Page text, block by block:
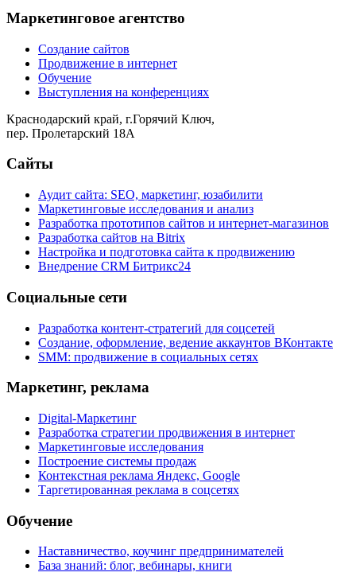
Маркетинговое агентство
Создание сайтов
Продвижение в интернет
Обучение
Выступления на конференциях
Краснодарский край, г.Горячий Ключ,
пер. Пролетарский 18А
Сайты
Аудит сайта: SEO, маркетинг, юзабилити
Маркетинговые исследования и анализ
Разработка прототипов сайтов и интернет-магазинов
Разработка сайтов на Bitrix
Настройка и подготовка сайта к продвижению
Внедрение CRM Битрикс24
Социальные сети
Разработка контент-стратегий для соцсетей
Создание, оформление, ведение аккаунтов ВКонтакте
SMM: продвижение в социальных сетях
Маркетинг, реклама
Digital-Маркетинг
Разработка стратегии продвижения в интернет
Маркетинговые исследования
Построение системы продаж
Контекстная реклама Яндекс, Google
Таргетированная реклама в соцсетях
Обучение
Наставничество, коучинг предпринимателей
База знаний: блог, вебинары, книги